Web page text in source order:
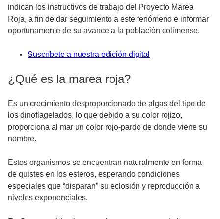
indican los instructivos de trabajo del Proyecto Marea
Roja, a fin de dar seguimiento a este fenómeno e informar
oportunamente de su avance a la población colimense.
Suscríbete a nuestra edición digital
¿Qué es la marea roja?
Es un crecimiento desproporcionado de algas del tipo de
los dinoflagelados, lo que debido a su color rojizo,
proporciona al mar un color rojo-pardo de donde viene su
nombre.
Estos organismos se encuentran naturalmente en forma
de quistes en los esteros, esperando condiciones
especiales que “disparan” su eclosión y reproducción a
niveles exponenciales.